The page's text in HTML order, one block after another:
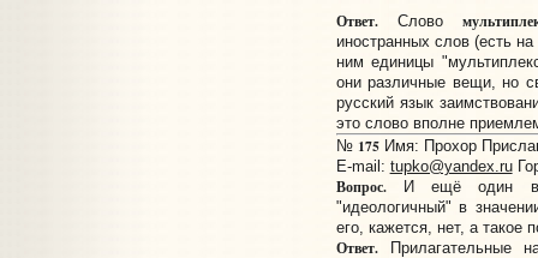
Ответ.Слово
иностранных слов (есть
ним единицы
они различные вещи, но
русский язык
это слово вполне
№ 175Имя: Прохор
E-mail: tupko@yandex.ru
Вопрос.И ещё один
"идеологичный" в
его, кажется, нет, а такое
Ответ.Прилагательные